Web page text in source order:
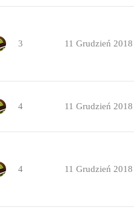
3 11 Grudzień 2018
4 11 Grudzień 2018
4 11 Grudzień 2018